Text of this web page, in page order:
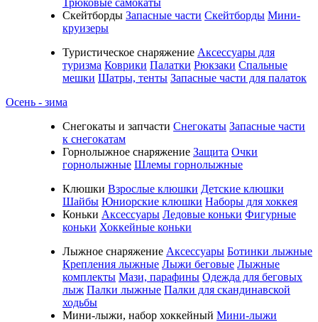
Трюковые самокаты
Скейтборды Запасные части Скейтборды Мини-
круизеры
Туристическое снаряжение Аксессуары для
туризма Коврики Палатки Рюкзаки Спальные
мешки Шатры, тенты Запасные части для палаток
Осень - зима
Cнегокаты и запчасти Снегокаты Запасные части
к снегокатам
Горнолыжное снаряжение Защита Очки
горнолыжные Шлемы горнолыжные
Клюшки Взрослые клюшки Детские клюшки
Шайбы Юниорские клюшки Наборы для хоккея
Коньки Аксессуары Ледовые коньки Фигурные
коньки Хоккейные коньки
Лыжное снаряжение Аксессуары Ботинки лыжные
Крепления лыжные Лыжи беговые Лыжные
комплекты Мази, парафины Одежда для беговых
лыж Палки лыжные Палки для скандинавской
ходьбы
Мини-лыжи, набор хоккейный Мини-лыжи